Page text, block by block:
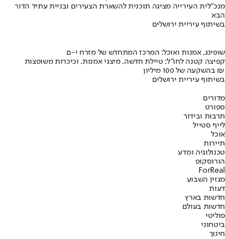
מנכ"לית העירייה מציגה תוכנית להשארת הצעירים ובניית עתיד הדור
הבא
בשיתוף עיריית ירושלים
שופינג, אמנות ואוכל: המרכז המתחדש של מזרח י-ם
קפיצה קטנה לחו"ל: טיילת חדשה, מיצגי אמנות, וכיכרות משופצות
בהשקעה של 100 מיליון ₪
בשיתוף עיריית ירושלים
מדורים
ספורט
תרבות ובידור
לייף סטייל
אוכל
תיירות
טכנולוגיה ומדע
הורוסקופ
ForReal
מגזין השבוע
דעות
חדשות בארץ
חדשות בעולם
פוליטי
ביטחוני
חינוך